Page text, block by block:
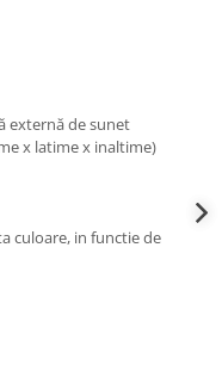
externă de sunet
x latime x inaltime)
culoare, in functie de